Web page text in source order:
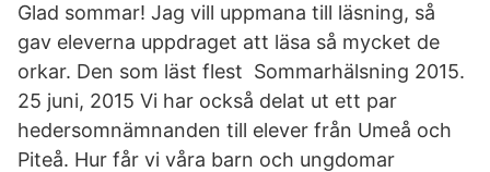
Glad sommar! Jag vill uppmana till läsning, så
gav eleverna uppdraget att läsa så mycket de
orkar. Den som läst flest Sommarhälsning 2015.
25 juni, 2015 Vi har också delat ut ett par
hedersomnämnanden till elever från Umeå och
Piteå. Hur får vi våra barn och ungdomar